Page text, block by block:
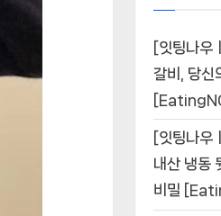
[잇팅나우
갈비, 당신
[잇팅나우
내산 냉동
비밀